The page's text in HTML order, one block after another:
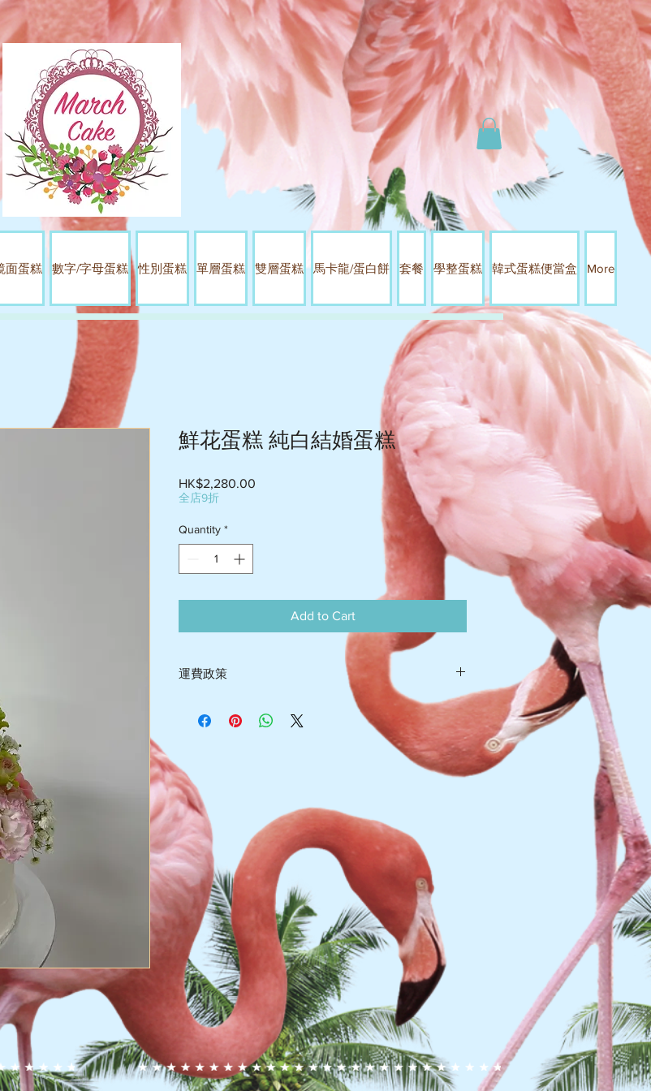
面蛋糕 數字/字母蛋糕 性別蛋糕 單層蛋糕 雙層蛋糕 馬卡龍/蛋白餅 套餐 學整蛋糕 韓式蛋糕便當盒 More
鮮花蛋糕 純白結婚蛋糕
HK$2,280.00
全店9折
Quantity *
Add to Cart
運費政策
-送貨屯門$60-$75 , 荃灣 $105-$110
(假期附加費$15)​ 送貨費用到付
送貨風險：
LALAMOVE客貨車 點對點送達 (需車上自取)
本店已經為蛋糕做了充份的防護
大部份的蛋糕可以安全送達
但仍有少數幾個可能會損壞
如有損壞不會賠償
(蛋糕出貨前會拍照給客人驗收)
(******不得有任何更收款式或其他要求)